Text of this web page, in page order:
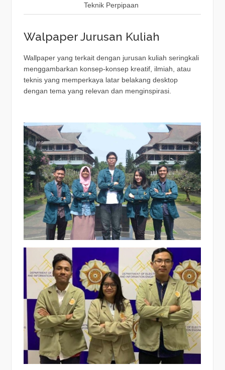
Teknik Perpipaan
Walpaper Jurusan Kuliah
Wallpaper yang terkait dengan jurusan kuliah seringkali
menggambarkan konsep-konsep kreatif, ilmiah, atau
teknis yang memperkaya latar belakang desktop
dengan tema yang relevan dan menginspirasi.